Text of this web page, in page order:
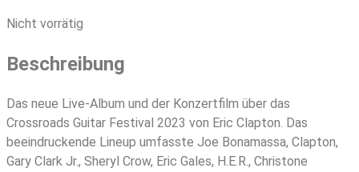
Nicht vorrätig
Beschreibung
Das neue Live-Album und der Konzertfilm über das
Crossroads Guitar Festival 2023 von Eric Clapton. Das
beeindruckende Lineup umfasste Joe Bonamassa, Clapton,
Gary Clark Jr., Sheryl Crow, Eric Gales, H.E.R., Christone